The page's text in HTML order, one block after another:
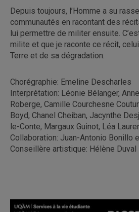
Depuis toujours, l’Homme a su
communautés en racontant des
lui permettre de militer ensuite.
milite et que je raconte ce récit,
Terre et de sa dégradation.
Chorégraphie: Emeline Descharles
Interprétation: Léonie Bélanger,
Roberge, Camille Courchesne
Boyd, Chanel Cheiban, Jacynthe
le-Conte, Margaux Guinot, Léa
Collaboration: Juan-Antonio Bonillo
Conseillère artistique: Hélène Duval